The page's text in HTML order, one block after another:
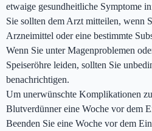
etwaige gesundheitliche Symptome
Sie sollten dem Arzt mitteilen, wenn
Arzneimittel oder eine bestimmte
Wenn Sie unter Magenproblemen
Speiseröhre leiden, sollten Sie
benachrichtigen.
Um unerwünschte Komplikationen
Blutverdünner eine Woche vor dem
Beenden Sie eine Woche vor dem